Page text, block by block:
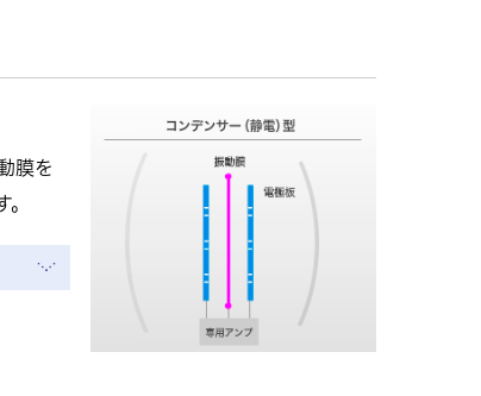
膜を